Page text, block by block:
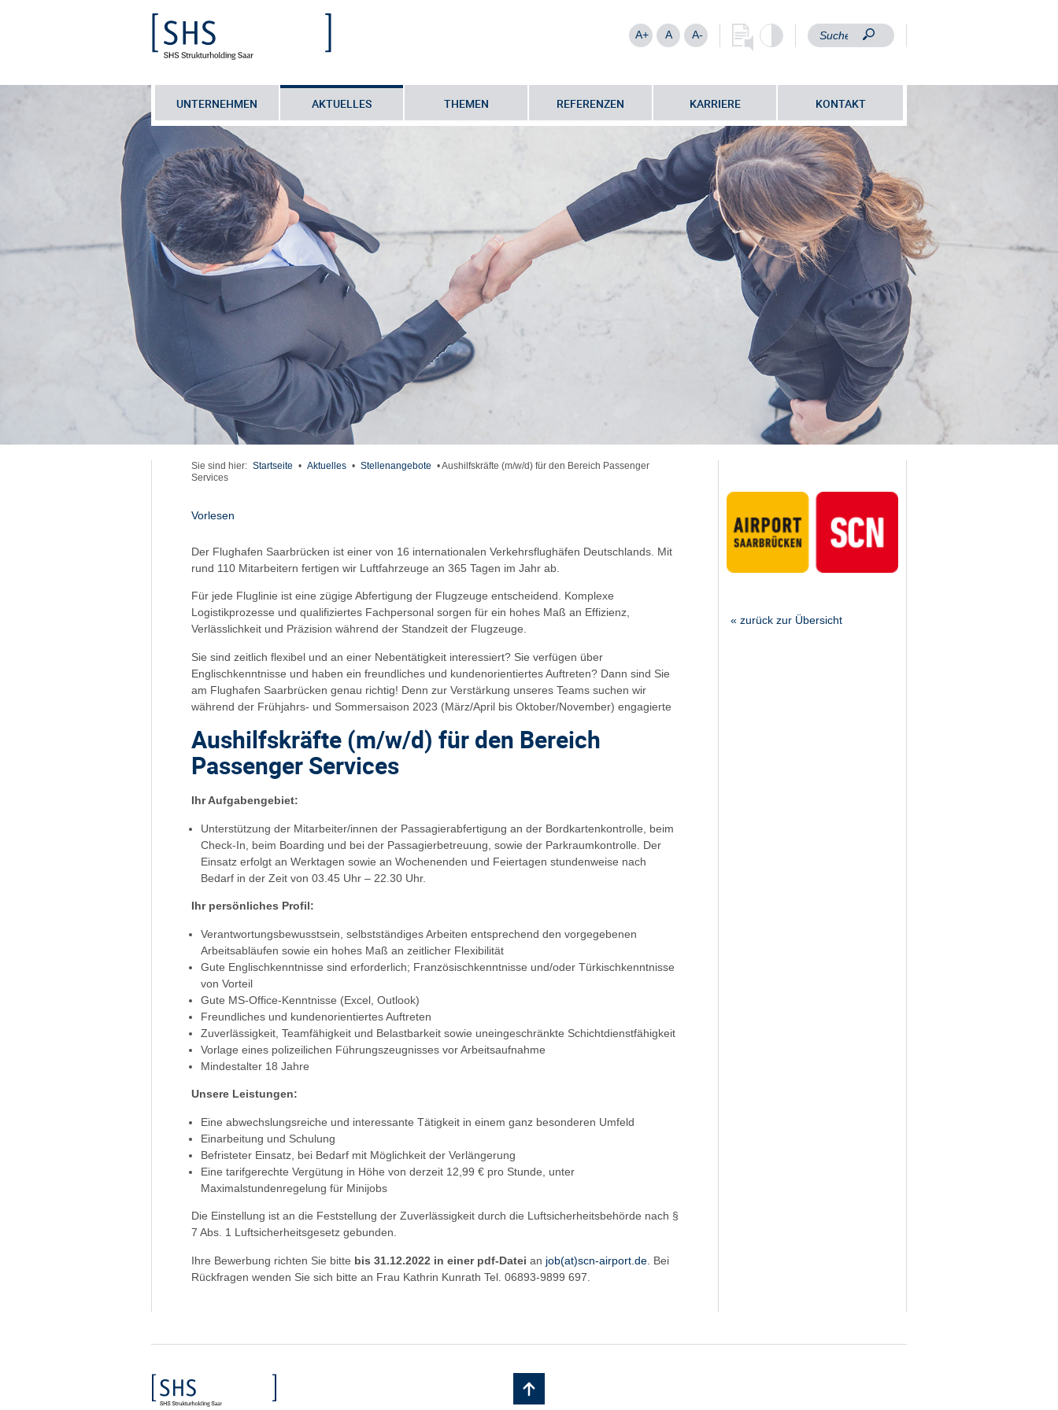
A+ A A-
UNTERNEHMEN AKTUELLES THEMEN REFERENZEN KARRIERE KONTAKT
Sie sind hier: Startseite • Aktuelles • Stellenangebote •Aushilfskräfte (m/w/d) für den Bereich Passenger
Services
Vorlesen
Der Flughafen Saarbrücken ist einer von 16 internationalen Verkehrsflughäfen Deutschlands. Mit
rund 110 Mitarbeitern fertigen wir Luftfahrzeuge an 365 Tagen im Jahr ab.
Für jede Fluglinie ist eine zügige Abfertigung der Flugzeuge entscheidend. Komplexe
Logistikprozesse und qualifiziertes Fachpersonal sorgen für ein hohes Maß an Effizienz,
Verlässlichkeit und Präzision während der Standzeit der Flugzeuge.
Sie sind zeitlich flexibel und an einer Nebentätigkeit interessiert? Sie verfügen über
Englischkenntnisse und haben ein freundliches und kundenorientiertes Auftreten? Dann sind Sie
am Flughafen Saarbrücken genau richtig! Denn zur Verstärkung unseres Teams suchen wir
während der Frühjahrs- und Sommersaison 2023 (März/April bis Oktober/November) engagierte
Aushilfskräfte (m/w/d) für den Bereich
Passenger Services
Ihr Aufgabengebiet:
Unterstützung der Mitarbeiter/innen der Passagierabfertigung an der Bordkartenkontrolle, beim
Check-In, beim Boarding und bei der Passagierbetreuung, sowie der Parkraumkontrolle. Der
Einsatz erfolgt an Werktagen sowie an Wochenenden und Feiertagen stundenweise nach
Bedarf in der Zeit von 03.45 Uhr – 22.30 Uhr.
Ihr persönliches Profil:
Verantwortungsbewusstsein, selbstständiges Arbeiten entsprechend den vorgegebenen
Arbeitsabläufen sowie ein hohes Maß an zeitlicher Flexibilität
Gute Englischkenntnisse sind erforderlich; Französischkenntnisse und/oder Türkischkenntnisse
von Vorteil
Gute MS-Office-Kenntnisse (Excel, Outlook)
Freundliches und kundenorientiertes Auftreten
Zuverlässigkeit, Teamfähigkeit und Belastbarkeit sowie uneingeschränkte Schichtdienstfähigkeit
Vorlage eines polizeilichen Führungszeugnisses vor Arbeitsaufnahme
Mindestalter 18 Jahre
Unsere Leistungen:
Eine abwechslungsreiche und interessante Tätigkeit in einem ganz besonderen Umfeld
Einarbeitung und Schulung
Befristeter Einsatz, bei Bedarf mit Möglichkeit der Verlängerung
Eine tarifgerechte Vergütung in Höhe von derzeit 12,99 € pro Stunde, unter
Maximalstundenregelung für Minijobs
Die Einstellung ist an die Feststellung der Zuverlässigkeit durch die Luftsicherheitsbehörde nach §
7 Abs. 1 Luftsicherheitsgesetz gebunden.
Ihre Bewerbung richten Sie bitte bis 31.12.2022 in einer pdf-Datei an job(at)scn-airport.de . Bei
Rückfragen wenden Sie sich bitte an Frau Kathrin Kunrath Tel. 06893-9899 697.
« zurück zur Übersicht